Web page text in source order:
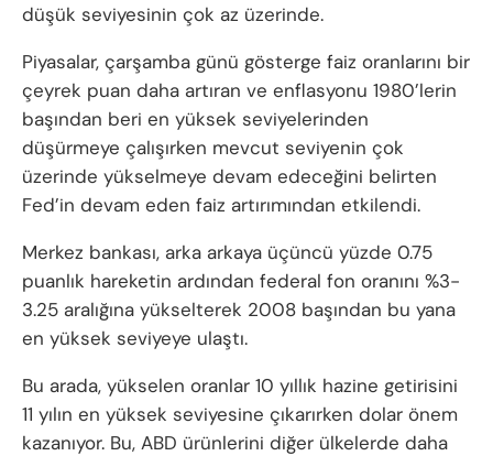
düşük seviyesinin çok az üzerinde.
Piyasalar, çarşamba günü gösterge faiz oranlarını bir
çeyrek puan daha artıran ve enflasyonu 1980’lerin
başından beri en yüksek seviyelerinden
düşürmeye çalışırken mevcut seviyenin çok
üzerinde yükselmeye devam edeceğini belirten
Fed’in devam eden faiz artırımından etkilendi.
Merkez bankası, arka arkaya üçüncü yüzde 0.75
puanlık hareketin ardından federal fon oranını %3-
3.25 aralığına yükselterek 2008 başından bu yana
en yüksek seviyeye ulaştı.
Bu arada, yükselen oranlar 10 yıllık hazine getirisini
11 yılın en yüksek seviyesine çıkarırken dolar önem
kazanıyor. Bu, ABD ürünlerini diğer ülkelerde daha